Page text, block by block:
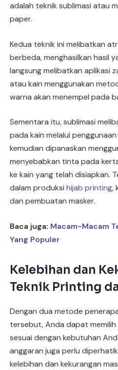
adalah teknik sublimasi atau
paper.
Kedua teknik ini melibatkan
berbeda, menghasilkan hasil
langsung melibatkan aplikasi
atau kain menggunakan
warna akan menempel pada
Sementara itu, sublimasi
pada kain melalui
kemudian dipanaskan
menyebabkan tinta pada
ke kain yang telah disiapkan.
dalam produksi hijab printing,
dan pembuatan masker.
Baca juga: Macam-Macam
Yang Populer
Kelebihan dan
Teknik Printing
Dengan dua metode
tersebut, Anda dapat
sesuai dengan kebutuhan
anggaran juga perlu
kelebihan dan kekurangan